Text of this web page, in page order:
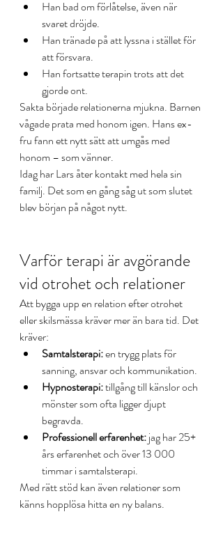
Han bad om förlåtelse, även när
svaret dröjde.
Han tränade på att lyssna i stället för
att försvara.
Han fortsatte terapin trots att det
gjorde ont.
Sakta började relationerna mjukna. Barnen
vågade prata med honom igen. Hans ex-
fru fann ett nytt sätt att umgås med
honom – som vänner.
Idag har Lars åter kontakt med hela sin
familj. Det som en gång såg ut som slutet
blev början på något nytt.
Varför terapi är avgörande
vid otrohet och relationer
Att bygga upp en relation efter otrohet
eller skilsmässa kräver mer än bara tid. Det
kräver:
Samtalsterapi: en trygg plats för
sanning, ansvar och kommunikation.
Hypnosterapi: tillgång till känslor och
mönster som ofta ligger djupt
begravda.
Professionell erfarenhet: jag har 25+
års erfarenhet och över 13 000
timmar i samtalsterapi.
Med rätt stöd kan även relationer som
känns hopplösa hitta en ny balans.